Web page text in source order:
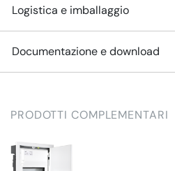
Logistica e imballaggio
Documentazione e download
PRODOTTI COMPLEMENTARI